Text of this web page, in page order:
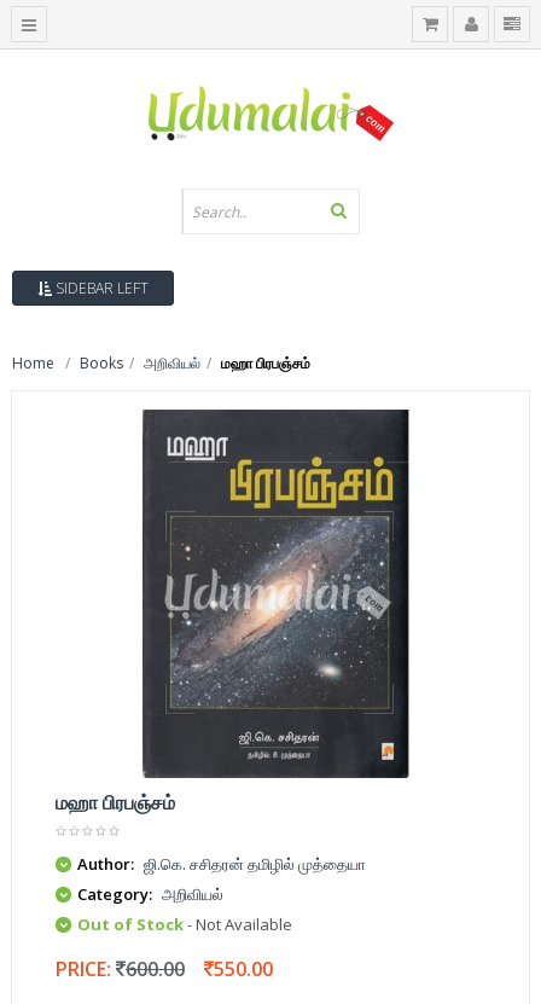
SIDEBAR LEFT
Home Books அறிவியல் மஹா பிரபஞ்சம்
மஹா பிரபஞ்சம்
Author: ஜி.கெ. சசிதரன் தமிழில் முத்தையா
Category: அறிவியல்
Out of Stock- Not Available
PRICE: 600.00 550.00